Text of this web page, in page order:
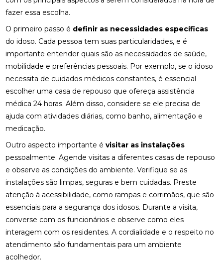
fazer essa escolha.
O primeiro passo é definir as necessidades específicas
do idoso. Cada pessoa tem suas particularidades, e é
importante entender quais são as necessidades de saúde,
mobilidade e preferências pessoais. Por exemplo, se o idoso
necessita de cuidados médicos constantes, é essencial
escolher uma casa de repouso que ofereça assistência
médica 24 horas. Além disso, considere se ele precisa de
ajuda com atividades diárias, como banho, alimentação e
medicação.
Outro aspecto importante évisitar as instalações
pessoalmente. Agende visitas a diferentes casas de repouso
e observe as condições do ambiente. Verifique se as
instalações são limpas, seguras e bem cuidadas. Preste
atenção à acessibilidade, como rampas e corrimãos, que são
essenciais para a segurança dos idosos. Durante a visita,
converse com os funcionários e observe como eles
interagem com os residentes. A cordialidade e o respeito no
atendimento são fundamentais para um ambiente
acolhedor.